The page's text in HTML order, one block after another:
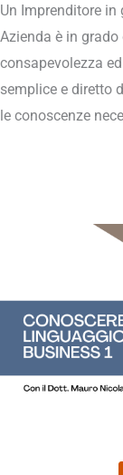
Un Imprenditore
Azienda è in
consapevolezza
semplice e diretto
le conoscenze